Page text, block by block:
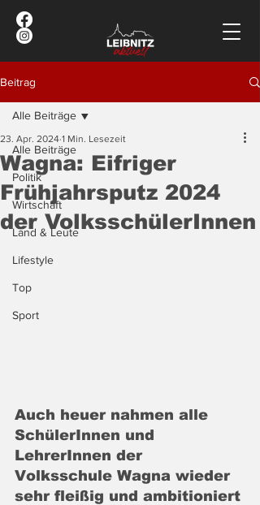
Beitrag
Alle Beiträge
Politik
Wirtschaft
Land & Leute
Lifestyle
Top
Sport
Alle Beiträge
Wagna: Eifriger
Frühjahrsputz 2024
der VolksschülerInnen
23. Apr. 2024 1 Min. Lesezeit
Auch heuer nahmen alle
SchülerInnen und
LehrerInnen der
Volksschule Wagna wieder
sehr fleißig und ambitioniert